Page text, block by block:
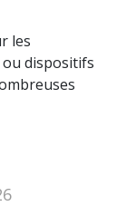
les
dispositifs